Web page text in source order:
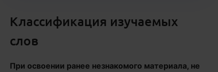
Классификация изучаемых
слов
При освоении ранее незнакомого материала, не